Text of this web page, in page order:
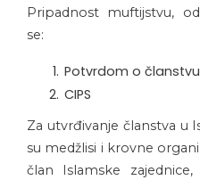
Pripadnost muftijstvu,
se:
Potvrdom o
CIPS
Za utvrđivanje članstva u
su medžlisi i krovne
član Islamske